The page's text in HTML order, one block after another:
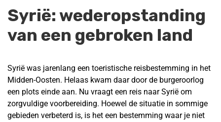
Syrië: wederopstanding
van een gebroken land
Syrië was jarenlang een toeristische reisbestemming in het
Midden-Oosten. Helaas kwam daar door de burgeroorlog
een plots einde aan. Nu vraagt een reis naar Syrië om
zorgvuldige voorbereiding. Hoewel de situatie in sommige
gebieden verbeterd is, is het een bestemming waar je niet